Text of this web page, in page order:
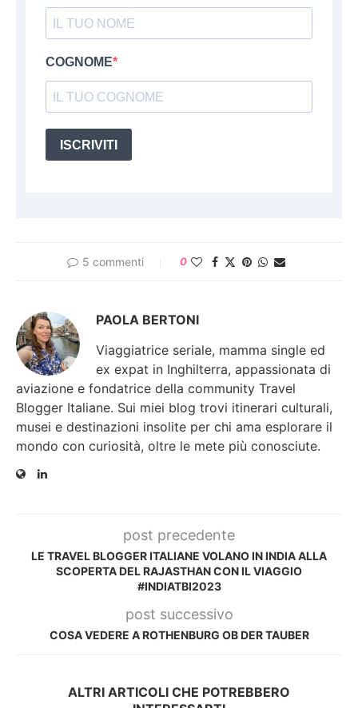
COGNOME
ISCRIVITI
5 commenti 0
PAOLA BERTONI
Viaggiatrice seriale, mamma single ed
ex expat in Inghilterra, appassionata di
aviazione e fondatrice della community Travel
Blogger Italiane. Sui miei blog trovi itinerari culturali,
musei e destinazioni insolite per chi ama esplorare il
mondo con curiosità, oltre le mete più conosciute.
post precedente
LE TRAVEL BLOGGER ITALIANE VOLANO IN INDIA ALLA
SCOPERTA DEL RAJASTHAN CON IL VIAGGIO
#INDIATBI2023
post successivo
COSA VEDERE A ROTHENBURG OB DER TAUBER
ALTRI ARTICOLI CHE POTREBBERO